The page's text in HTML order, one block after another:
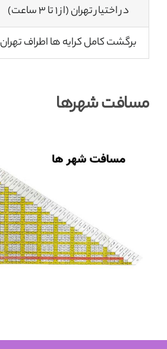
در اختیار تهران (از 1 تا 3 ساعت)
برگشت کامل کرایه ها اطراف تهران
مسافت شهرها